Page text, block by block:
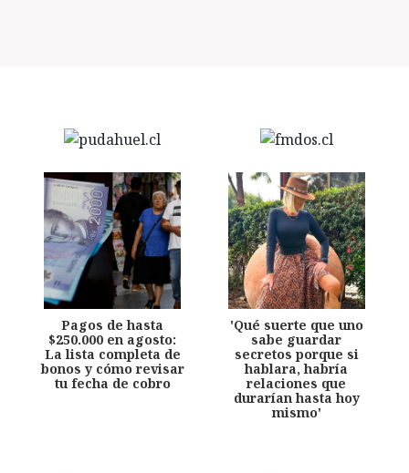
Pagos de hasta
$250.000 en agosto:
La lista completa de
bonos y cómo revisar
tu fecha de cobro
'Qué suerte que uno
sabe guardar
secretos porque si
hablara, habría
relaciones que
durarían hasta hoy
mismo'